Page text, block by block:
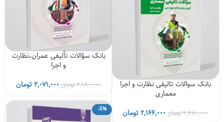
بانک سؤالات تألیفی عمران،نظارت
و اجرا
۲,۱۸۰,۰۰۰تومانقیمت
۲,۱۸۰,۰۰۰ تومان
۲,۰۷۱,۰۰۰تومانقیمت بانک سوالات تالیفی نظارت و اجرا
معماری
۲,۲۸۰,۰۰۰تومانقیمت
۲,۱۶۶,۰۰۰تومانقیمت-5%